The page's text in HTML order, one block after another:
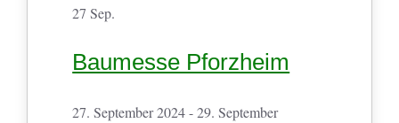
27 Sep.
Baumesse Pforzheim
27. September 2024 - 29. September